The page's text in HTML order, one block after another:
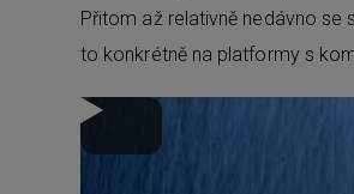
Přitom až relativně nedávno
to konkrétně na platformy s